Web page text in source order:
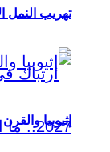
تهريب النمل
إثيوبيا